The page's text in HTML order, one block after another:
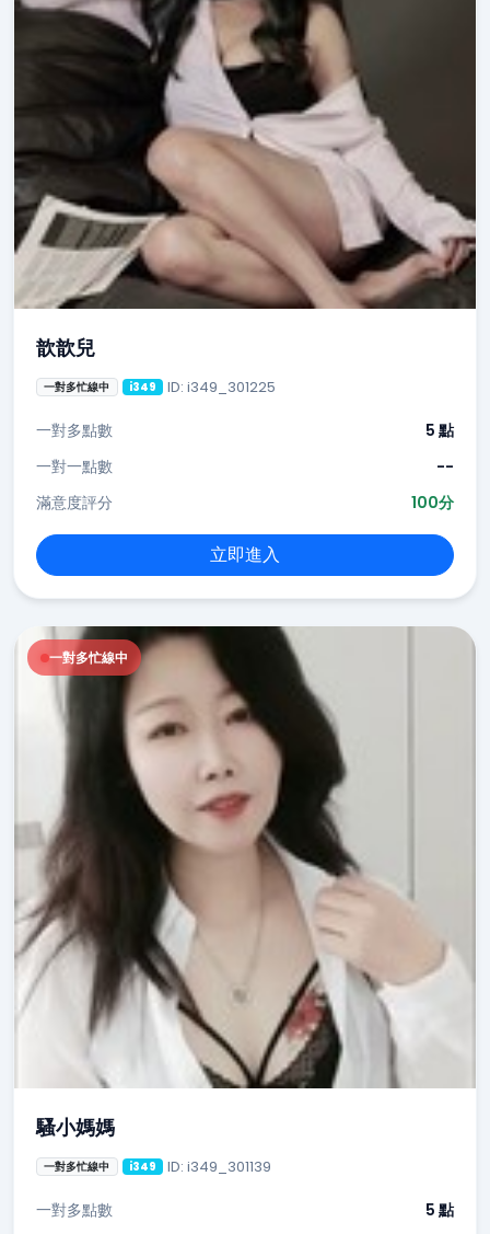
歆歆兒
一對多忙線中 i349 ID: i349_301225
一對多點數
5 點
一對一點數
--
滿意度評分
100分
立即進入
一對多忙線中
騷小媽媽
一對多忙線中 i349 ID: i349_301139
一對多點數 5 點